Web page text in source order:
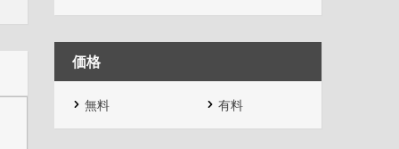
価格
無料 有料